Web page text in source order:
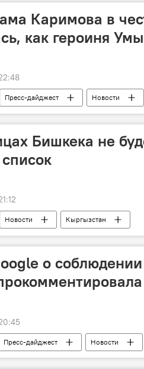
Каримова в
как героиня
Пресс-дайджест Новости
Хэллоуин образ
Бишкека не
Новости Кыргызстан
о
Пресс-дайджест Новости
Google выборы